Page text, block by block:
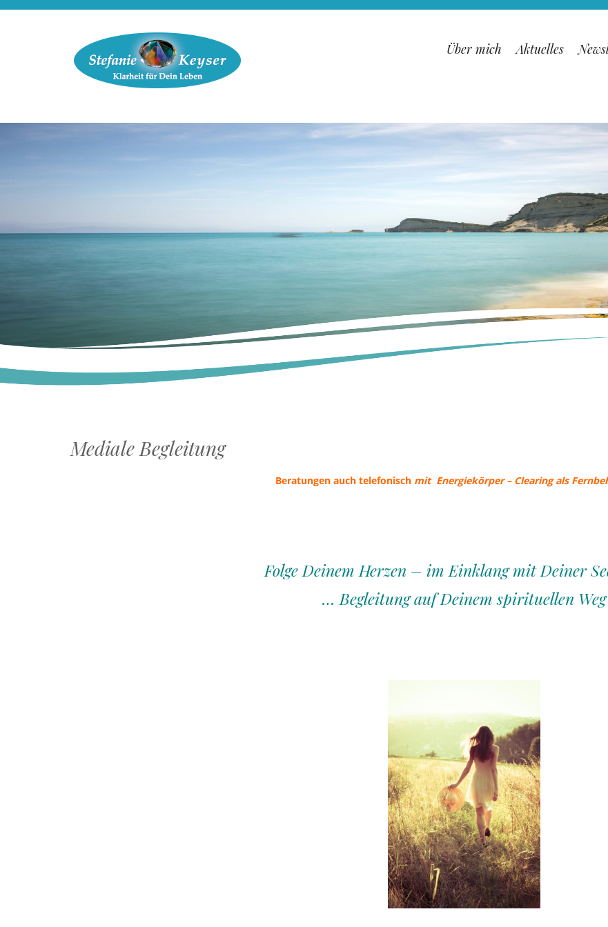
Über mich Aktuelles
Mediale Begleitung
Beratungen auch telefonisch mit Energiekörper – Clearing als
Folge Deinem Herzen – im Einklang mit Deiner
… Begleitung auf Deinem spirituellen Weg